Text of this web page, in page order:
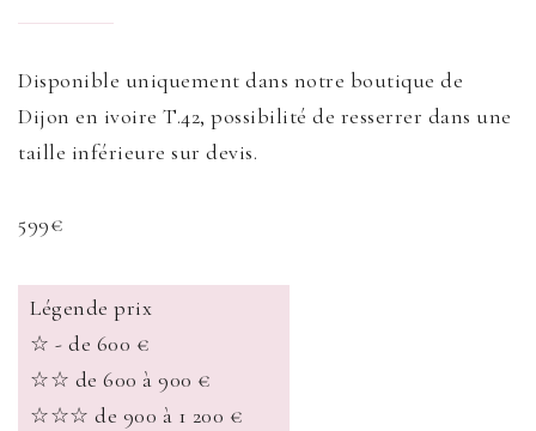
Disponible uniquement dans notre boutique de
Dijon en ivoire T.42, possibilité de resserrer dans une
taille inférieure sur devis.
599€
Légende prix
☆ - de 600 €
☆☆ de 600 à 900 €
☆☆☆ de 900 à 1 200 €